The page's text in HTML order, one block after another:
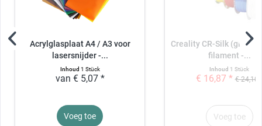
Kan worden gecombineerd met
Funduino Werkruimte - Werkruimte voor de DOBOT Magician
DOBOT Magician leermodule - wasmachine
DOBOT Magician leermodule - container
DOBOT Goochelaar leermodule - Eierfabriek
DOBOT Magician leermodule - waarschuwingssignaal / zwaailicht
Leveringsomvang
Acrylglasplaat A4 / A3 voor
lasersnijder -...
Inhoud 1 Stück
van € 5,07 *
Voeg toe
Creality CR-Silk
filament -...
Inhoud 1 Stück
€ 16,87 * € 24,10
Voeg toe